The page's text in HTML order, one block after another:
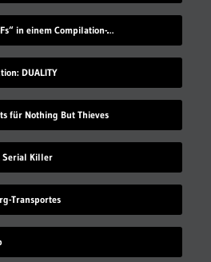
Die „Star Turns GIFs“ in einem Compilation-Video
DUALITY
für Nothing But Thieves
Serial Killer
Transportes